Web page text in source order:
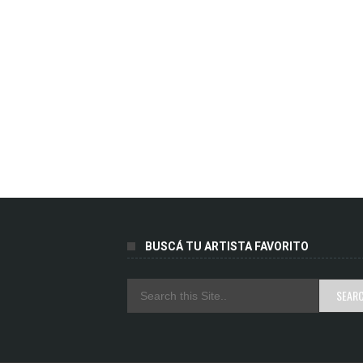
BUSCÁ TU ARTISTA FAVORITO